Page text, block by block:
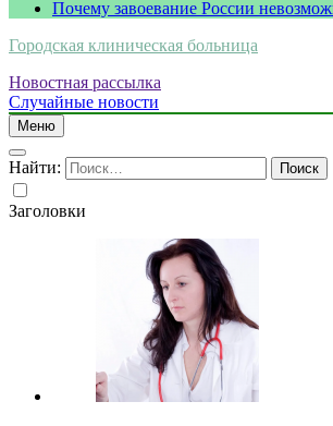
Почему завоевание России
Городская клиническая больница
Новостная рассылка
Случайные новости
Меню
Найти:
Заголовки